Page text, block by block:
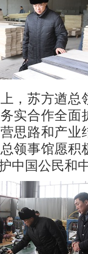
，苏方遒总
实合作全面
思路和产业
领事馆愿积
中国公民和